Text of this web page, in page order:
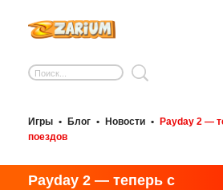
Игры • Блог • Новости •
Payday 2 —
поездов
Payday 2 — теперь с